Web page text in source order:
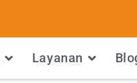
Layanan